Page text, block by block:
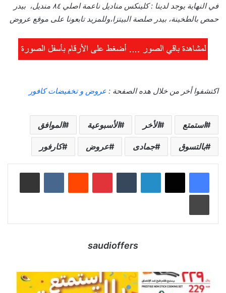
في النهاية يوجد لدينا : كلينكس مناديل ناعمة اصلي ٨٤ منديل، بيدر
حمص بالطخينة، بيدر صلصة البيتزا،وللمزيد تابعونا على موقع عروض
اكتشفوا أخر من خلال هده الصفحة : عروض و تخفيضات كافور
استمتع الأخر الأسبوعية الموافق
بالتسوق جمادى عروض كارفور
لينكدإن بينتيريست
saudioffers